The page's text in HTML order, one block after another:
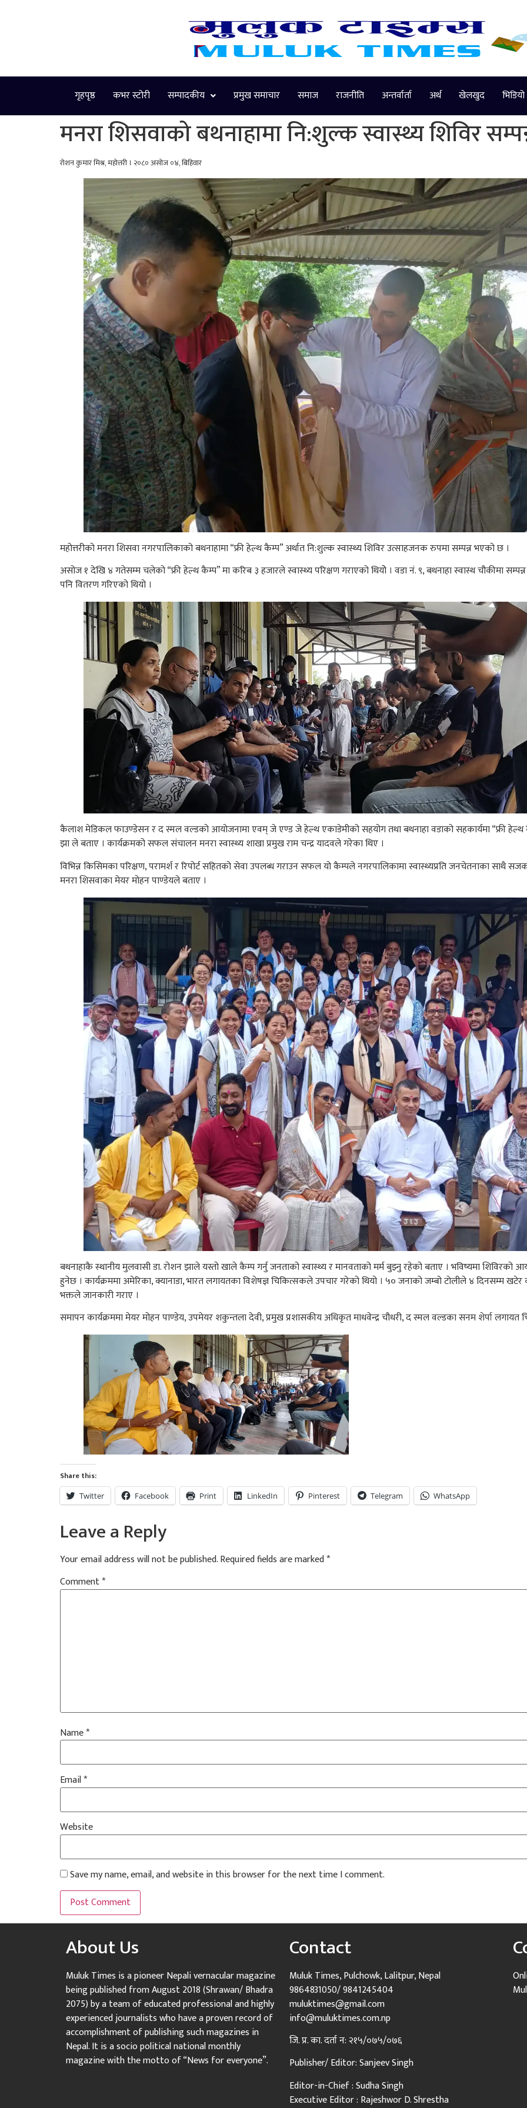
गृहपृष्ठ कभर स्टोरी सम्पादकीय प्रमुख समाचार समाज राजनीति अन्तर्वार्ता अर्थ खेलखुद भिडियो
मनरा शिसवाको बथनाहामा नि:शुल्क स्वास्थ्य शिविर
रोशन कुमार मिश्र, महोत्तरी । २०८० असोज ०४, बिहिवार
महोत्तरीको मनरा शिसवा नगरपालिकाको बथनाहामा “फ्री हेल्थ कैम्प” अर्थात नि:शुल्क स्वास्थ्य शिविर उत्साहजनक रुपमा सम्पन्न भएको छ ।
असोज १ देखि ४ गतेसम्म चलेको “फ्री हेल्थ कैम्प” मा करिब ३ हजारले स्वास्थ्य परिक्षण गराएको थियोे । वडा नं. ९, बथनाहा स्वास्थ चौकीमा
पनि वितरण गरिएको थियो ।
कैलाश मेडिकल फाउण्डेसन र द स्मल वल्डको आयोजनामा एवम् जे एण्ड जे हेल्थ एकाडेमीको सहयोग तथा बथनाहा वडाको सहकार्यमा “फ्री
झा ले बताए । कार्यक्रमको सफल संचालन मनरा स्वास्थ्य शाखा प्रमुख राम चन्द्र यादवले गरेका थिए ।
विभिन्न किसिमका परिक्षण, परामर्श र रिपोर्ट सहितको सेवा उपलब्ध गराउन सफल यो कैम्पले नगरपालिकामा स्वास्थ्यप्रति जनचेतनाका साथै
मनरा शिसवाका मेयर मोहन पाण्डेयले बताए ।
बथनाहाकै स्थानीय मुलवासी डा. रोशन झाले यस्तो खाले कैम्प गर्नु जनताको स्वास्थ्य र मानवताको मर्म बुझ्नु रहेको बताए । भविष्यमा शिविरको
हुनेछ । कार्यक्रममा अमेरिका, क्यानाडा, भारत लगायतका विशेषज्ञ चिकित्सकले उपचार गरेको थियो । ५० जनाको जम्बो टाेलीले ४ दिनसम्म
भक्तले जानकारी गराए ।
समापन कार्यक्रममा मेयर मोहन पाण्डेय, उपमेयर शकुन्तला देवी, प्रमुख प्रशासकीय अधिकृत माधवेन्द्र चौधरी, द स्मल वल्डका सनम शेर्पा लगायत
Share this:
Twitter Facebook Print LinkedIn Pinterest Telegram WhatsApp
Leave a Reply
Your email address will not be published.Required fields are marked*
Comment*
Name*
Email*
Website
Save my name, email, and website in this browser for the next time I comment.
About Us
Muluk Times is a pioneer Nepali vernacular magazine
being published from August 2018 (Shrawan/ Bhadra
2075) by a team of educated professional and highly
experienced journalists who have a proven record of
accomplishment of publishing such magazines in
Nepal. It is a socio political national monthly
magazine with the motto of “News for everyone”.
Contact
Muluk Times, Pulchowk, Lalitpur, Nepal
9864831050/ 9841245404
muluktimes@gmail.com
info@muluktimes.com.np
जि. प्र. का. दर्ता न: २१५/०७५/०७६
Publisher/ Editor: Sanjeev Singh
Editor-in-Chief : Sudha Singh
Executive Editor : Rajeshwor D. Shrestha